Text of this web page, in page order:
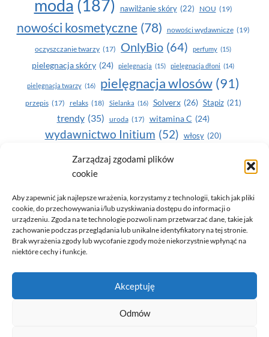
Zarządzaj zgodami plików
cookie
Aby zapewnić jak najlepsze wrażenia, korzystamy z technologii, takich jak pliki
cookie, do przechowywania i/lub uzyskiwania dostępu do informacji o
urządzeniu. Zgoda na te technologie pozwoli nam przetwarzać dane, takie jak
zachowanie podczas przeglądania lub unikalne identyfikatory na tej stronie.
Brak wyrażenia zgody lub wycofanie zgody może niekorzystnie wpłynąć na
niektóre cechy i funkcje.
Akceptuję
Odmów
moda (187) nawilżanie skóry (22) NOU (19)
nowości kosmetyczne (78) nowości wydawnicze (19)
oczyszczanie twarzy (17) OnlyBio (64) perfumy (15)
pielegnacja skóry (24) pielęgnacja (15) pielęgnacja dłoni (14)
pielęgnacja twarzy (16) pielęgnacja wlosów (91)
przepis (17) relaks (18) Sielanka (16) Solverx (26) Stapiz (21)
trendy (35) uroda (17) witamina C (24)
wydawnictwo Initium (52) włosy (20)
Yasumi(164) zdrowe zęby
zdrowie
© 2026 Only You - portal dla kobiet (uroda, moda, zdrowie)
opracowanie:AZDOBRESTRONY